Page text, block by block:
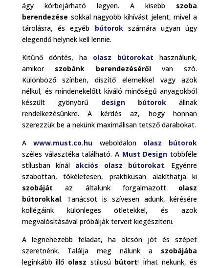
ágy körbejárható legyen. A kisebb szoba
berendezése sokkal nagyobb kihívást jelent, mivel a
tárolásra, és egyéb bútorokszámára ugyan úgy
elegendő helynek kell lennie.
Kitűnő döntés, ha olasz bútorokathasználunk,
amikor szobánk berendezésérőlvan szó.
Különböző színben, díszítő elemekkel vagy azok
nélkül, és mindenekelőtt kiváló minőségű anyagokból
készült gyönyörű design bútorok állnak
rendelkezésünkre. A kérdés az, hogy honnan
szerezzük be a nekünk maximálisan tetsző darabokat.
Awww.must.co.hu weboldalon olasz bútorok
széles választéka található. A Must Design többféle
stílusban kínál akciós olasz bútorokat. Egyénre
szabottan, tökéletesen, praktikusan alakíthatja ki
szobájátaz általunk forgalmazott olasz
bútorokkal. Tanácsot is szívesen adunk, kérésére
kollégáink különleges ötletekkel, és azok
megvalósításával próbálják terveit kiegészíteni.
A legnehezebb feladat, ha olcsón jót és szépet
szeretnénk. Találja meg nálunk a szobájába
leginkább illő olasz stílusú bútort! Írhat nekünk, és